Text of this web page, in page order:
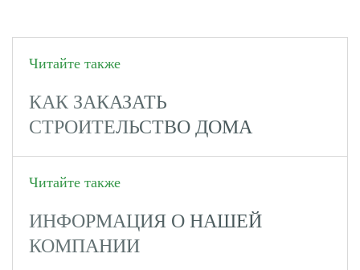
Читайте также
КАК ЗАКАЗАТЬ
СТРОИТЕЛЬСТВО ДОМА
Читайте также
ИНФОРМАЦИЯ О НАШЕЙ
КОМПАНИИ